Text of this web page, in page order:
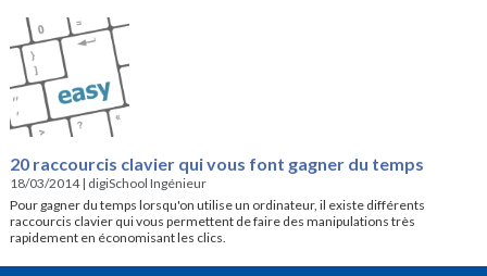
20 raccourcis clavier qui vous font gagner du temps
18/03/2014| digiSchool Ingénieur
Pour gagner du temps lorsqu'on utilise un ordinateur, il existe différents
raccourcis clavier qui vous permettent de faire des manipulations très
rapidement en économisant les clics.